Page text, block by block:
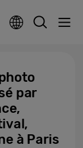
par
à Paris